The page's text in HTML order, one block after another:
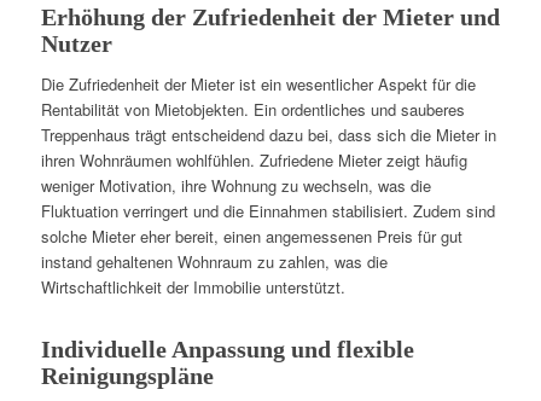
Erhöhung der Zufriedenheit der Mieter und
Nutzer
Die Zufriedenheit der Mieter ist ein wesentlicher Aspekt für die
Rentabilität von Mietobjekten. Ein ordentliches und sauberes
Treppenhaus trägt entscheidend dazu bei, dass sich die Mieter in
ihren Wohnräumen wohlfühlen. Zufriedene Mieter zeigt häufig
weniger Motivation, ihre Wohnung zu wechseln, was die
Fluktuation verringert und die Einnahmen stabilisiert. Zudem sind
solche Mieter eher bereit, einen angemessenen Preis für gut
instand gehaltenen Wohnraum zu zahlen, was die
Wirtschaftlichkeit der Immobilie unterstützt.
Individuelle Anpassung und flexible
Reinigungspläne